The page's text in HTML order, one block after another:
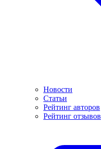
Новости
Статьи
Рейтинг авторов
Рейтинг отзывов